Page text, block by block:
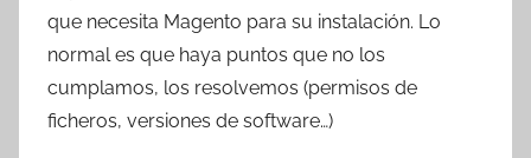
que necesita Magento para su instalación. Lo
normal es que haya puntos que no los
cumplamos, los resolvemos (permisos de
ficheros, versiones de software…)